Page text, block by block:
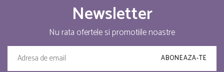
Newsletter
Nu rata ofertele si promotiile noastre